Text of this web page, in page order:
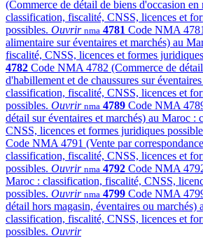
(Commerce de détail de biens d'occasion en
classification, fiscalité, CNSS, licences et
possibles. Ouvrir nma 4781 Code NMA
alimentaire sur éventaires et marchés) au
fiscalité, CNSS, licences et formes
4782 Code NMA 4782 (Commerce de
d'habillement et de chaussures sur
classification, fiscalité, CNSS, licences et
possibles. Ouvrir nma 4789 Code NMA
détail sur éventaires et marchés) au Maroc :
CNSS, licences et formes juridiques
Code NMA 4791 (Vente par
classification, fiscalité, CNSS, licences et
possibles. Ouvrir nma 4792 Code NMA
Maroc : classification, fiscalité, CNSS,
possibles. Ouvrir nma 4799 Code NMA
détail hors magasin, éventaires ou marchés)
classification, fiscalité, CNSS, licences et
possibles. Ouvrir